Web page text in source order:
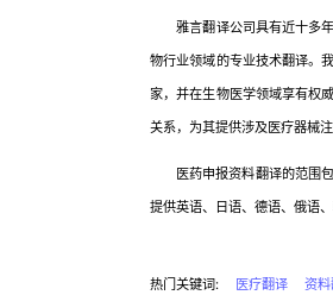
雅言翻译公司具有近十多年
物行业领域的专业技术翻译。
家，并在生物医学领域享有权
关系，为其提供涉及医疗器械
医药申报资料翻译的范围包
提供英语、日语、德语、俄语
热门关键词: 医疗翻译 资